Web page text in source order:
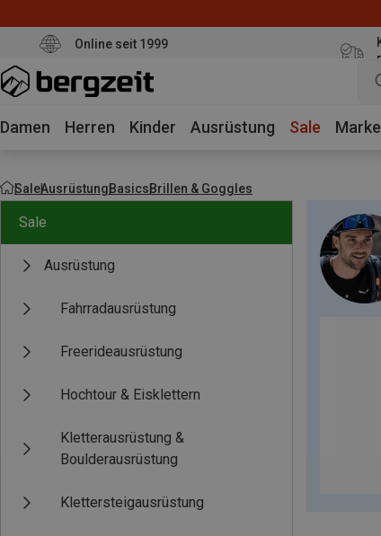
Online seit 1999
Damen Herren Kinder Ausrüstung Sale
SaleAusrüstungBasicsBrillen & Goggles
Sale
Ausrüstung
Fahrradausrüstung
Freerideausrüstung
Hochtour & Eisklettern
Kletterausrüstung &
Boulderausrüstung
Klettersteigausrüstung